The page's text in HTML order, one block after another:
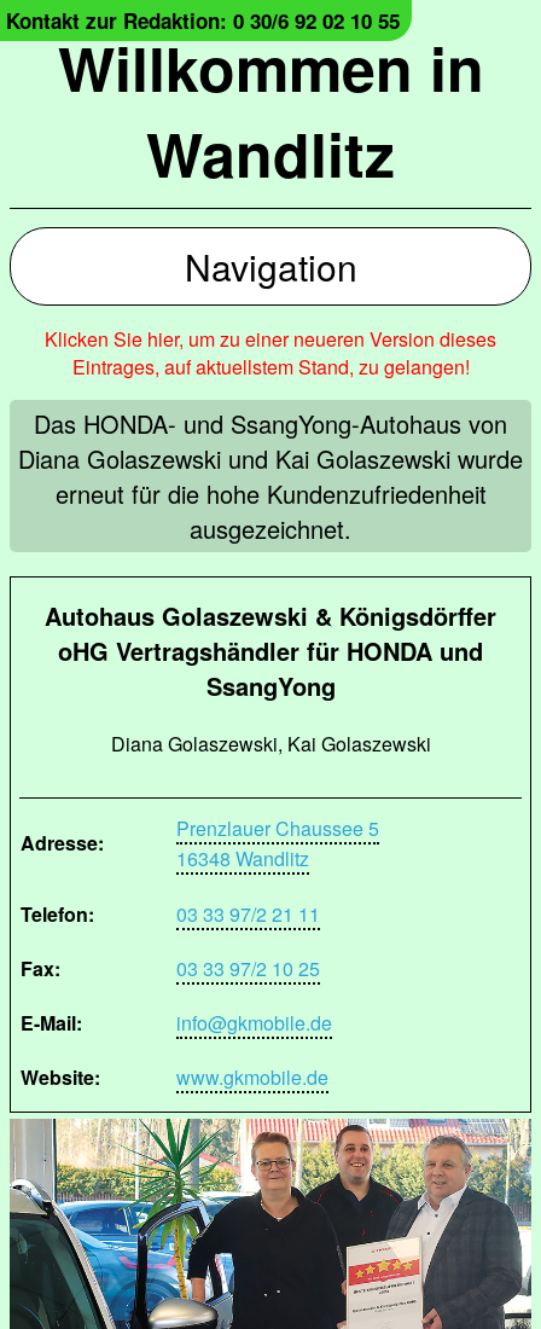
Willkommen in
Wandlitz
Kontakt zur Redaktion: 0 30/6 92 02 10 55
Navigation
Klicken Sie hier, um zu einer neueren Version dieses
Eintrages, auf aktuellstem Stand, zu gelangen!
Das HONDA- und SsangYong-Autohaus von
Diana Golaszewski und Kai Golaszewski wurde
erneut für die hohe Kundenzufriedenheit
ausgezeichnet.
Autohaus Golaszewski & Königsdörffer
oHG Vertragshändler für HONDA und
SsangYong
Diana Golaszewski, Kai Golaszewski
Adresse:
Prenzlauer Chaussee 5
16348 Wandlitz
Telefon:
03 33 97/2 21 11
Fax:
03 33 97/2 10 25
E-Mail:
info@gkmobile.de
Website:
www.gkmobile.de